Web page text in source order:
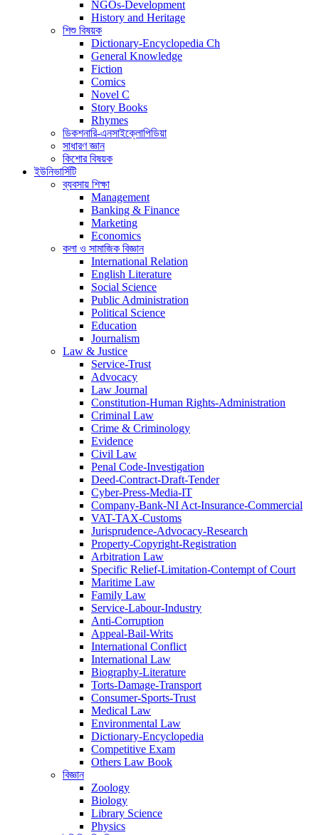
NGOs-Development
History and Heritage
শিশু বিষয়ক
Dictionary-Encyclopedia Ch
General Knowledge
Fiction
Comics
Novel C
Story Books
Rhymes
ডিকশনারি-এনসাইক্লোপিডিয়া
সাধারণ জ্ঞান
কিশোর বিষয়ক
ইউনিভার্সিটি
ব্যবসায় শিক্ষা
Management
Banking & Finance
Marketing
Economics
কলা ও সামাজিক বিজ্ঞান
International Relation
English Literature
Social Science
Public Administration
Political Science
Education
Journalism
Law & Justice
Service-Trust
Advocacy
Law Journal
Constitution-Human Rights-Administration
Criminal Law
Crime & Criminology
Evidence
Civil Law
Penal Code-Investigation
Deed-Contract-Draft-Tender
Cyber-Press-Media-IT
Company-Bank-NI Act-Insurance-Commercial
VAT-TAX-Customs
Jurisprudence-Advocacy-Research
Property-Copyright-Registration
Arbitration Law
Specific Relief-Limitation-Contempt of Court
Maritime Law
Family Law
Service-Labour-Industry
Anti-Corruption
Appeal-Bail-Writs
International Conflict
International Law
Biography-Literature
Torts-Damage-Transport
Consumer-Sports-Trust
Medical Law
Environmental Law
Dictionary-Encyclopedia
Competitive Exam
Others Law Book
বিজ্ঞান
Zoology
Biology
Library Science
Physics